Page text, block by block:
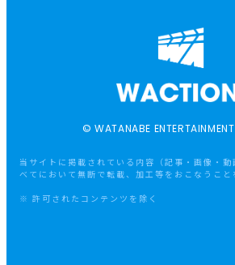
© WATANABE
当サイトに掲載されている内容（記事・画像・
べてにおいて無断で転載、加工等をおこなうこと
※ 許可されたコンテンツを除く